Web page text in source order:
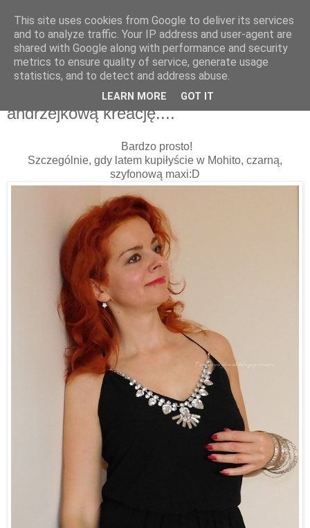
26 listopada 2015
Jak z letniej sukienki stworzyć
andrzejkową kreację....
Bardzo prosto!
Szczególnie, gdy latem kupiłyście w Mohito, czarną,
szyfonową maxi:D
This site uses cookies from Google to deliver its services
and to analyze traffic. Your IP address and user-agent are
shared with Google along with performance and security
metrics to ensure quality of service, generate usage
statistics, and to detect and address abuse.
LEARN MORE GOT IT